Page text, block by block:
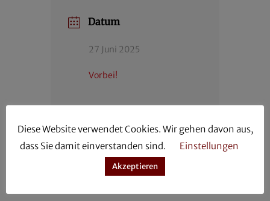
Datum
27 Juni 2025
Vorbei!
Auftritt zum
Abiball
Diese Website verwendet Cookies. Wir gehen davon aus,
dass Sie damit einverstanden sind.
Einstellungen
Akzeptieren